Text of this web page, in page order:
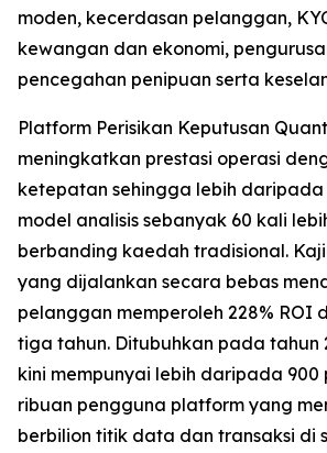
moden, kecerdasan pelanggan,
kewangan dan ekonomi,
pencegahan penipuan serta
Platform Perisikan Keputusan
meningkatkan prestasi operasi
ketepatan sehingga lebih daripada
model analisis sebanyak 60 kali
berbanding kaedah tradisional.
yang dijalankan secara bebas
pelanggan memperoleh 228% ROI
tiga tahun. Ditubuhkan pada tahun
kini mempunyai lebih daripada 900
ribuan pengguna platform yang
berbilion titik data dan transaksi di